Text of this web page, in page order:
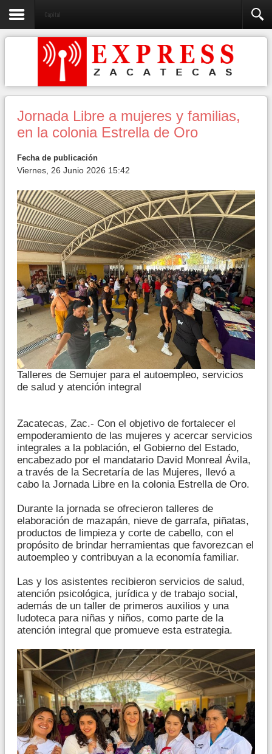
Capital
Jornada Libre a mujeres y familias,
en la colonia Estrella de Oro
Fecha de publicación
Viernes, 26 Junio 2026 15:42
Talleres de Semujer para el autoempleo, servicios
de salud y atención integral
Zacatecas, Zac.- Con el objetivo de fortalecer el
empoderamiento de las mujeres y acercar servicios
integrales a la población, el Gobierno del Estado,
encabezado por el mandatario David Monreal Ávila,
a través de la Secretaría de las Mujeres, llevó a
cabo la Jornada Libre en la colonia Estrella de Oro.
Durante la jornada se ofrecieron talleres de
elaboración de mazapán, nieve de garrafa, piñatas,
productos de limpieza y corte de cabello, con el
propósito de brindar herramientas que favorezcan el
autoempleo y contribuyan a la economía familiar.
Las y los asistentes recibieron servicios de salud,
atención psicológica, jurídica y de trabajo social,
además de un taller de primeros auxilios y una
ludoteca para niñas y niños, como parte de la
atención integral que promueve esta estrategia.